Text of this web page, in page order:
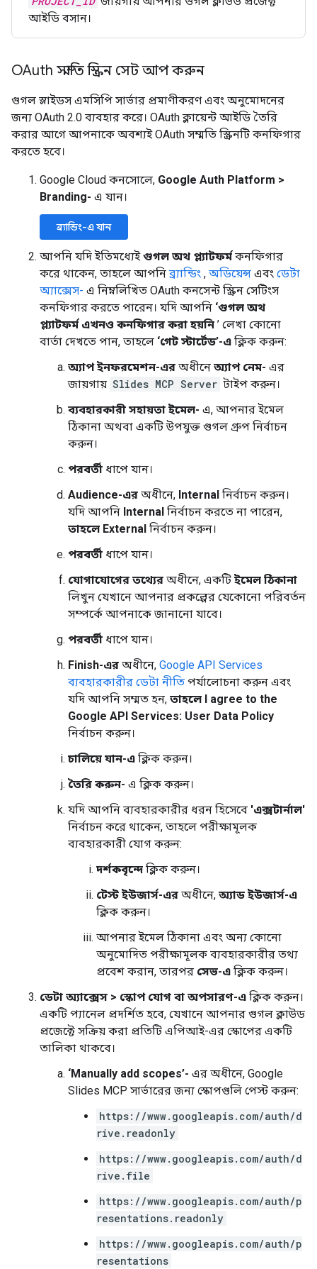
আইডি বসান।
OAuth সম্মতি স্ক্রিন সেট আপ করুন
গুগল স্লাইডস এমসিপি সার্ভার প্রমাণীকরণ এবং অনুমোদনের
জন্য OAuth 2.0 ব্যবহার করে। OAuth ক্লায়েন্ট আইডি তৈরি
করার আগে আপনাকে অবশ্যই OAuth সম্মতি স্ক্রিনটি কনফিগার
করতে হবে।
Google Cloud কনসোলে, Google Auth Platform >
Branding- এ যান।
ব্র্যান্ডিং-এ যান
আপনি যদি ইতিমধ্যেইগুগল অথ প্ল্যাটফর্মকনফিগার
করে থাকেন, তাহলে আপনিব্র্যান্ডিং , অডিয়েন্স এবং ডেটা
অ্যাক্সেস- এ নিম্নলিখিত OAuth কনসেন্ট স্ক্রিন সেটিংস
কনফিগার করতে পারেন। যদি আপনি ‘গুগল অথ
প্ল্যাটফর্ম এখনও কনফিগার করা হয়নি ’ লেখা কোনো
বার্তা দেখতে পান, তাহলে ‘গেট স্টার্টেড’-এ ক্লিক করুন:
অ্যাপ ইনফরমেশন-এর অধীনে অ্যাপ নেম- এর
জায়গায় Slides MCP Server টাইপ করুন।
ব্যবহারকারী সহায়তা ইমেল- এ, আপনার ইমেল
ঠিকানা অথবা একটি উপযুক্ত গুগল গ্রুপ নির্বাচন
করুন।
পরবর্তী ধাপে যান।
Audience-এর অধীনে, Internal নির্বাচন করুন।
যদি আপনি Internal নির্বাচন করতে না পারেন,
তাহলে External নির্বাচন করুন।
পরবর্তী ধাপে যান।
যোগাযোগের তথ্যের অধীনে, একটি ইমেল ঠিকানা
লিখুন যেখানে আপনার প্রকল্পের যেকোনো পরিবর্তন
সম্পর্কে আপনাকে জানানো যাবে।
পরবর্তী ধাপে যান।
Finish-এর অধীনে, Google API Services
ব্যবহারকারীর ডেটা নীতি পর্যালোচনা করুন এবং
যদি আপনি সম্মত হন, তাহলে I agree to the
Google API Services: User Data Policy
নির্বাচন করুন।
চালিয়ে যান-এ ক্লিক করুন।
তৈরি করুন- এ ক্লিক করুন।
যদি আপনি ব্যবহারকারীর ধরন হিসেবে 'এক্সটার্নাল'
নির্বাচন করে থাকেন, তাহলে পরীক্ষামূলক
ব্যবহারকারী যোগ করুন:
দর্শকবৃন্দে ক্লিক করুন।
টেস্ট ইউজার্স-এর অধীনে, অ্যাড ইউজার্স-এ
ক্লিক করুন।
আপনার ইমেল ঠিকানা এবং অন্য কোনো
অনুমোদিত পরীক্ষামূলক ব্যবহারকারীর তথ্য
প্রবেশ করান, তারপর সেভ-এ ক্লিক করুন।
ডেটা অ্যাক্সেস > স্কোপ যোগ বা অপসারণ-এ ক্লিক করুন।
একটি প্যানেল প্রদর্শিত হবে, যেখানে আপনার গুগল ক্লাউড
প্রজেক্টে সক্রিয় করা প্রতিটি এপিআই-এর স্কোপের একটি
তালিকা থাকবে।
‘Manually add scopes’- এর অধীনে, Google
Slides MCP সার্ভারের জন্য স্কোপগুলি পেস্ট করুন:
https://www.googleapis.com/auth/d
rive.readonly
https://www.googleapis.com/auth/d
rive.file
https://www.googleapis.com/auth/p
resentations.readonly
https://www.googleapis.com/auth/p
resentations